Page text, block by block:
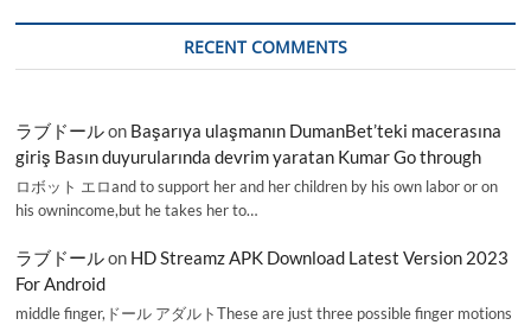
RECENT COMMENTS
ラブドールon Başarıya ulaşmanın DumanBet’teki macerasına
giriş Basın duyurularında devrim yaratan Kumar Go through
ロボット エロand to support her and her children by his own labor or on
his ownincome,but he takes her to…
ラブドールon HD Streamz APK Download Latest Version 2023
For Android
middle finger,ドール アダルトThese are just three possible finger motions